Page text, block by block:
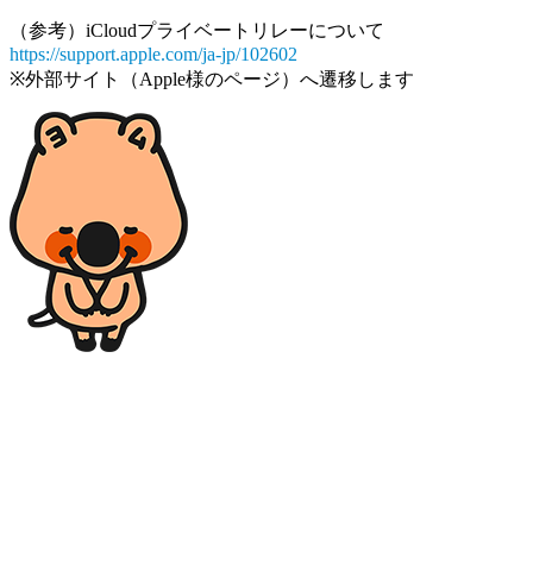
（参考）iCloudプライベートリレーについて
https://support.apple.com/ja-jp/102602
※外部サイト（Apple様のページ）へ遷移します